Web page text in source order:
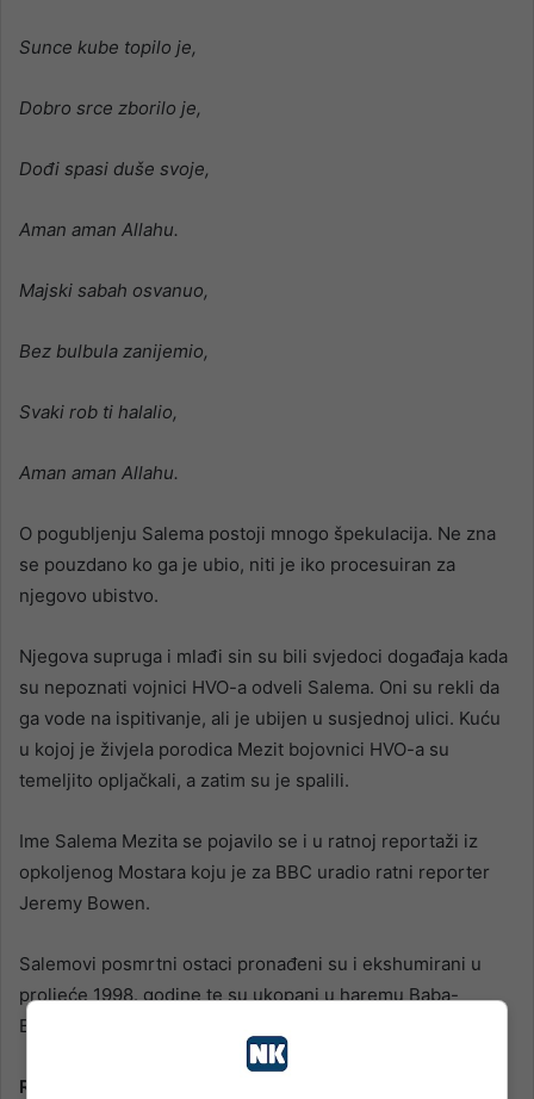
Sunce kube topilo je,
Dobro srce zborilo je,
Dođi spasi duše svoje,
Aman aman Allahu.
Majski sabah osvanuo,
Bez bulbula zanijemio,
Svaki rob ti halalio,
Aman aman Allahu.
O pogubljenju Salema postoji mnogo špekulacija. Ne zna
se pouzdano ko ga je ubio, niti je iko procesuiran za
njegovo ubistvo.
Njegova supruga i mlađi sin su bili svjedoci događaja kada
su nepoznati vojnici HVO-a odveli Salema. Oni su rekli da
ga vode na ispitivanje, ali je ubijen u susjednoj ulici. Kuću
u kojoj je živjela porodica Mezit bojovnici HVO-a su
temeljito opljačkali, a zatim su je spalili.
Ime Salema Mezita se pojavilo se i u ratnoj reportaži iz
opkoljenog Mostara koju je za BBC uradio ratni reporter
Jeremy Bowen.
Salemovi posmrtni ostaci pronađeni su i ekshumirani u
proljeće 1998. godine te su ukopani u haremu Baba-
Beširove džamije u mostarskom naselju Balinovac.
Reis Kavazović je bio u logoru Herceg-Bosne